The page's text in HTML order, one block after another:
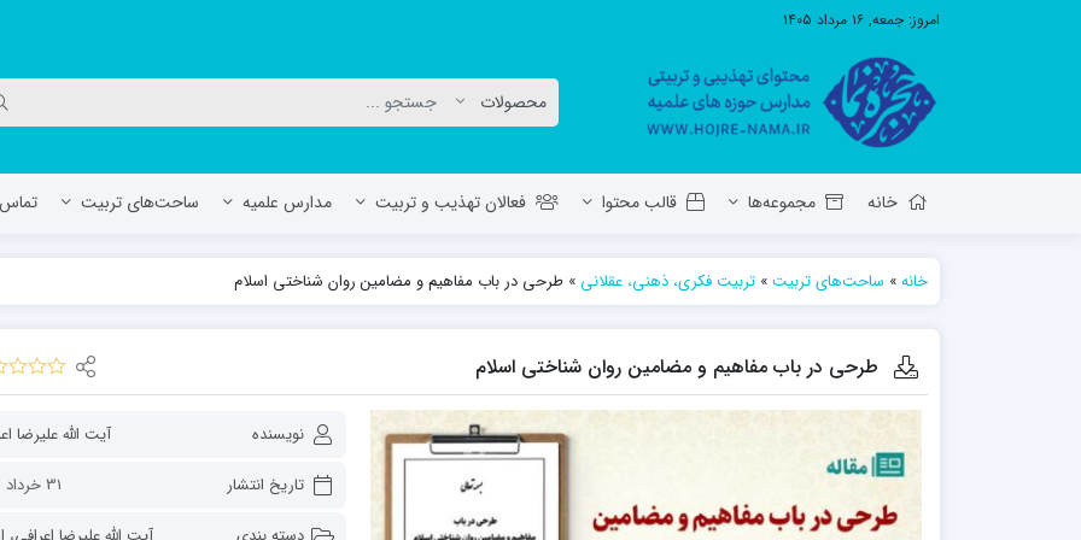
امروز: جمعه, ۱۶ مرداد ۱۴۰۵
خانه مجموعه‌ها قالب محتوا فعالان تهذیب و تربیت مدارس علمیه
معاونت تهذیب استان آ.ش
حوزه علمیه حضرت ولی عصر عج بناب
مدرسه علمیه صاحب الزمان عج مرند
مدرسه علمیه جعفریه
مدرسه علمیه المهدی (عج)/ آران و
حوزه علمیه سفیران هدایت رهنان
مدرسه آیت الله العظمی گلپایگانی ره
ساحت‌های تربیت تماس
خانه» ساحت‌های تربیت» تربیت فکری، ذهنی، عقلانی » طرحی در باب مفاهیم و مضامین روان شناختی اسلام
طرحی در باب مفاهیم و مضامین روان شناختی اسلام
نویسنده
آیت الله علیرضا
تاریخ انتشار
31 خرداد 1402